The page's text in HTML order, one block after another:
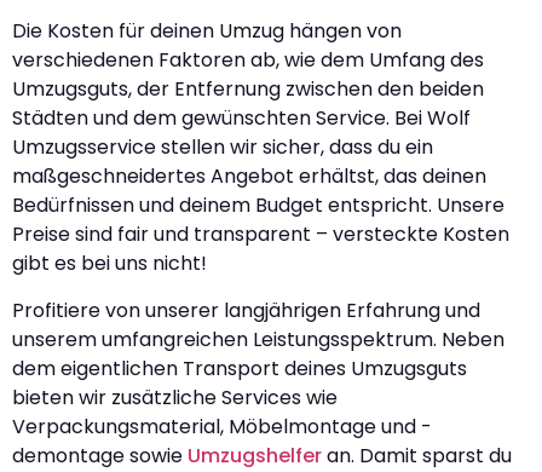
Die Kosten für deinen Umzug hängen von
verschiedenen Faktoren ab, wie dem Umfang des
Umzugsguts, der Entfernung zwischen den beiden
Städten und dem gewünschten Service. Bei Wolf
Umzugsservice stellen wir sicher, dass du ein
maßgeschneidertes Angebot erhältst, das deinen
Bedürfnissen und deinem Budget entspricht. Unsere
Preise sind fair und transparent – versteckte Kosten
gibt es bei uns nicht!
Profitiere von unserer langjährigen Erfahrung und
unserem umfangreichen Leistungsspektrum. Neben
dem eigentlichen Transport deines Umzugsguts
bieten wir zusätzliche Services wie
Verpackungsmaterial, Möbelmontage und -
demontage sowie Umzugshelferan. Damit sparst du